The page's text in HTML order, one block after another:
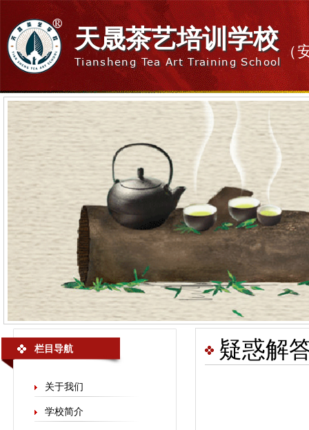
天晟茶艺培训学校
Tiansheng Tea Art Training School
（
栏目导航
关于我们
学校简介
疑惑解